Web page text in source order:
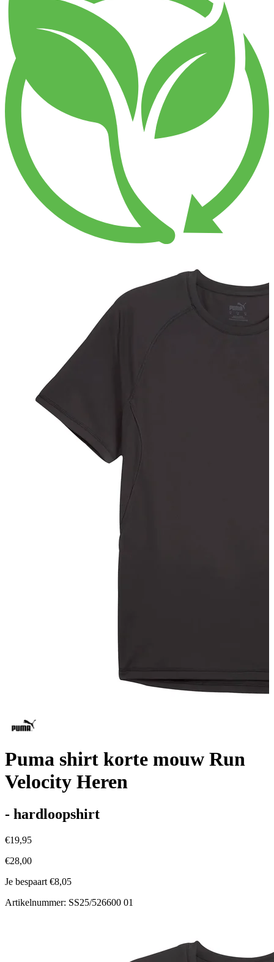
Puma shirt korte mouw Run
Velocity Heren
- hardloopshirt
€19,95
€28,00
Je bespaart €8,05
Artikelnummer: SS25/526600 01